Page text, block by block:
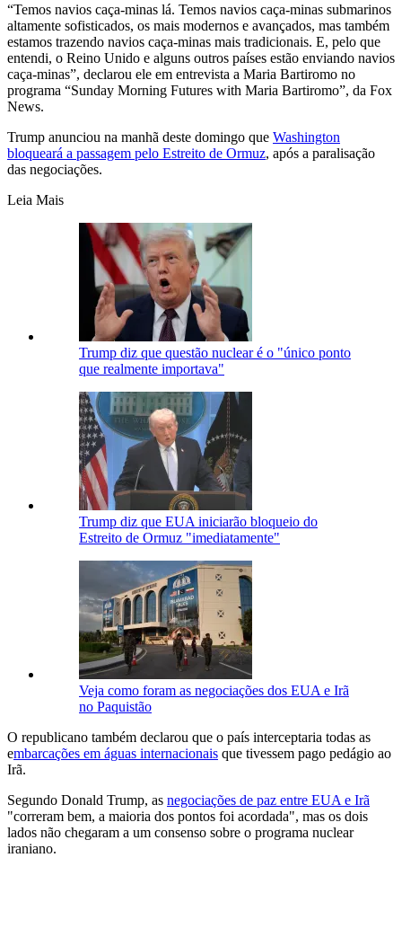
“Temos navios caça-minas lá. Temos navios caça-minas submarinos
altamente sofisticados, os mais modernos e avançados, mas também
estamos trazendo navios caça-minas mais tradicionais. E, pelo que
entendi, o Reino Unido e alguns outros países estão enviando navios
caça-minas”, declarou ele em entrevista a Maria Bartiromo no
programa “Sunday Morning Futures with Maria Bartiromo”, da Fox
News.
Trump anunciou na manhã deste domingo que Washington
bloqueará a passagem pelo Estreito de Ormuz, após a paralisação
das negociações.
Leia Mais
Trump diz que questão nuclear é o "único ponto
que realmente importava"
Trump diz que EUA iniciarão bloqueio do
Estreito de Ormuz "imediatamente"
Veja como foram as negociações dos EUA e Irã
no Paquistão
O republicano também declarou que o país interceptaria todas as
embarcações em águas internacionais que tivessem pago pedágio ao
Irã.
Segundo Donald Trump, as negociações de paz entre EUA e Irã
"correram bem, a maioria dos pontos foi acordada", mas os dois
lados não chegaram a um consenso sobre o programa nuclear
iraniano.